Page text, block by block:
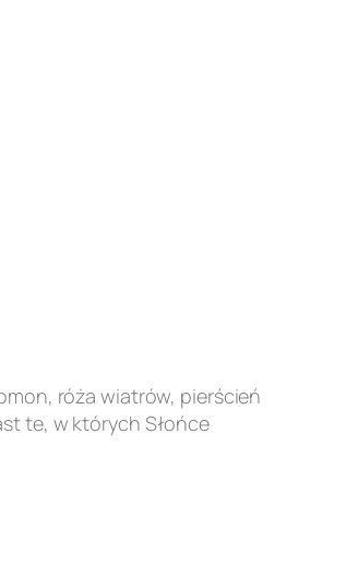
róża wiatrów, pierścień
te, w których Słońce